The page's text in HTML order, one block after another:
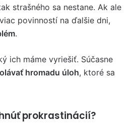
strašného sa nestane. Ak ale
povinností na ďalšie dni,
.
ich máme vyriešiť. Súčasne
hromadu úloh, ktoré sa
prokrastinácií?